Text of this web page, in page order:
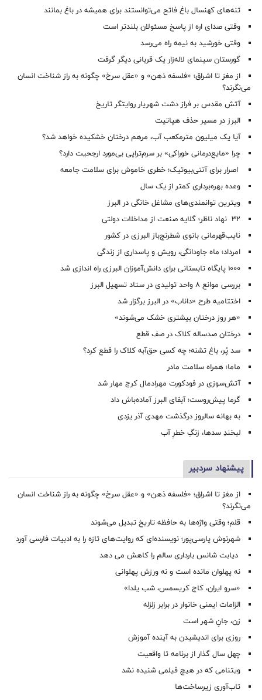
تنه‌های کهنسال باغ فاتح می‌توانستند برای همیشه در باغ بمانند
وقتی صدای اره از پاسخ مسئولان بلندتر است
وقتی خورشید به نیمه راه می‌رسد
گورستان سینمای لاله‌زار یک قربانی دیگر گرفت
از مغز تا اشراق؛ «فلسفه ذهن» و «عقل سرخ» چگونه به راز شناخت انسان
می‌نگرند؟
آتش مقدس بر فراز دشت شهریار روایتگر تاریخ
البرز در مسیر حذف هپاتیت
آیا یک میلیون مترمکعب آب، مرهم درختان خشکیده خواهد شد؟
چرا «مایع‌درمانی خوراکی» بر سرم‌تراپی بی‌مورد ارجحیت دارد؟
اصرار برای آنتی‌بیوتیک؛ خطری خاموش برای سلامت جامعه
وعده بهره‌برداری کمتر از یک سال
ویترین توانمندی‌های مشاغل خانگی در البرز
۳۲ نهاد ناظر؛ گلایه صنعت از مداخلات دولتی
نایب‌قهرمانی بانوی شطرنج‌باز البرزی در کشور
امرداد؛ ماه جاودانگی، رویش و پاسداری از زندگی
۱۰۰۰ پایگاه تابستانی برای دانش‌آموزان البرزی راه اندازی شد
بررسی موانع ۸ واحد تولیدی در ستاد تسهیل البرز
اختتامیه طرح «داناب» در البرز برگزار شد
«هر روز درختان بیشتری خشک می‌شوند»
درختان صدساله کلاک در صف قطع
سد پُر، باغ تشنه؛ چه کسی حق‌آبه کلاک را قطع کرد؟
ماما؛ همراه سلامت مادر
آتش‌سوزی در فودکورت مهرادمال کرج مهار شد
گرما پیش‌روست؛ آبفای البرز آماده‌باش داد
به بهانه سالروز درگذشت مهدی آذر یزدی
لبخندِ سدها، زنگِ خطرِ آب
پیشنهاد سردبیر
از مغز تا اشراق؛ «فلسفه ذهن» و «عقل سرخ» چگونه به راز شناخت انسان
می‌نگرند؟
قلم؛ وقتی واژه‌ها به حافظه تاریخ تبدیل می‌شوند
شهرنوش پارسی‌پور؛ نویسنده‌ای که روایت‌های تازه را به ادبیات فارسی آورد
دیابت شانس بارداری سالم را کاهش می دهد
نه پهلوان مانده است و نه ورزش پهلوانی
«سرو ایران، کاج کریسمس، شب یلدا»
الزامات ایمنی خانوار در برابر زلزله
زن، جانِ شهر است
روزی برای اندیشیدن به آینده آموزش
چهل سال گذار از برنامه تا واقعیت
ویتنامی که در هیچ فیلمی شنیده نشد
تاب‌آوری زیرساخت‌ها